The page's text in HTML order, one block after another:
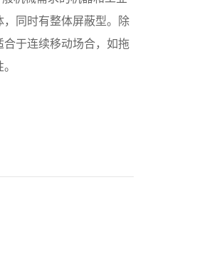
同时有整体屏蔽型。除
于连续移动场合，如拖